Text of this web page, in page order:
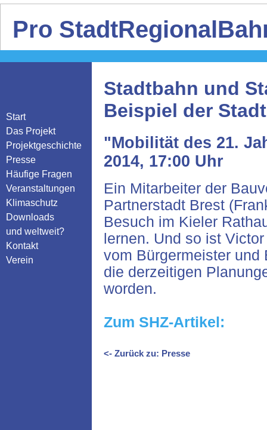
Pro
Start
Das Projekt
Projektgeschichte
Presse
Häufige Fragen
Veranstaltungen
Klimaschutz
Downloads
und weltweit?
Kontakt
Verein
Stadtbahn und
Beispiel der
"Mobilität des 21.
2014, 17:00 Uhr
Ein Mitarbeiter der
Partnerstadt Brest
Besuch im Kieler
lernen. Und so ist
vom Bürgermeister und
die derzeitigen
worden.
Zum SHZ-Artikel:
<- Zurück zu: Presse